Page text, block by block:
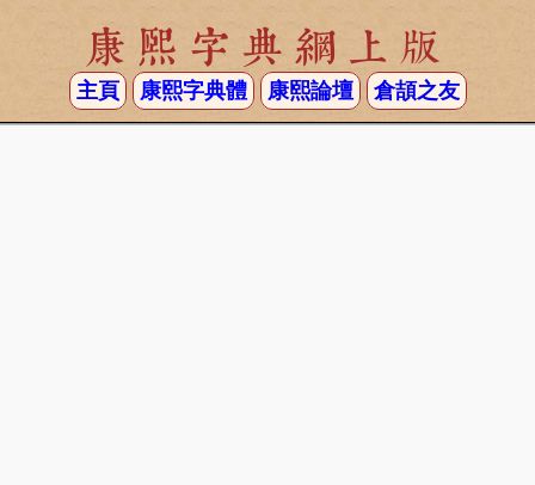
康熙字典網上版
主頁 康熙字典體 康熙論壇 倉頡之友